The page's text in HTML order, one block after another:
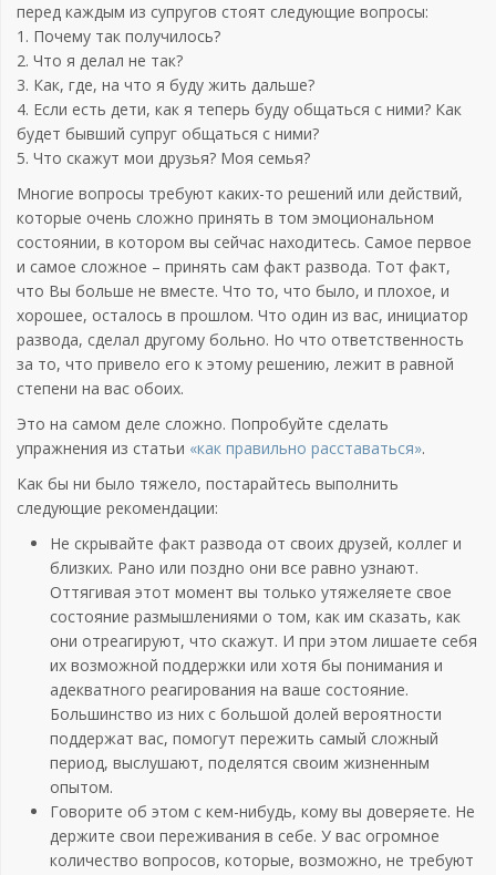
перед каждым из супругов стоят следующие вопросы:
1. Почему так получилось?
2. Что я делал не так?
3. Как, где, на что я буду жить дальше?
4. Если есть дети, как я теперь буду общаться с ними? Как
будет бывший супруг общаться с ними?
5. Что скажут мои друзья? Моя семья?
Многие вопросы требуют каких-то решений или действий,
которые очень сложно принять в том эмоциональном
состоянии, в котором вы сейчас находитесь. Самое первое
и самое сложное – принять сам факт развода. Тот факт,
что Вы больше не вместе. Что то, что было, и плохое, и
хорошее, осталось в прошлом. Что один из вас, инициатор
развода, сделал другому больно. Но что ответственность
за то, что привело его к этому решению, лежит в равной
степени на вас обоих.
Это на самом деле сложно. Попробуйте сделать
упражнения из статьи «как правильно расставаться».
Как бы ни было тяжело, постарайтесь выполнить
следующие рекомендации:
Не скрывайте факт развода от своих друзей, коллег и
близких. Рано или поздно они все равно узнают.
Оттягивая этот момент вы только утяжеляете свое
состояние размышлениями о том, как им сказать, как
они отреагируют, что скажут. И при этом лишаете себя
их возможной поддержки или хотя бы понимания и
адекватного реагирования на ваше состояние.
Большинство из них с большой долей вероятности
поддержат вас, помогут пережить самый сложный
период, выслушают, поделятся своим жизненным
опытом.
Говорите об этом с кем-нибудь, кому вы доверяете. Не
держите свои переживания в себе. У вас огромное
количество вопросов, которые, возможно, не требуют